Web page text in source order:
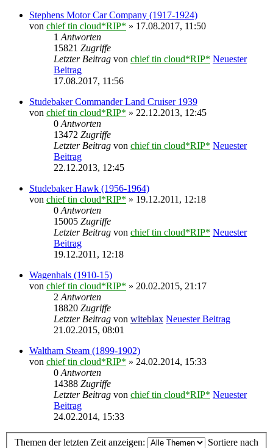
Stephens Motor Car Company (1917-1924)
von chief tin cloud*RIP* » 17.08.2017, 11:50
1 Antworten
15821 Zugriffe
Letzter Beitrag von chief tin cloud*RIP* Neuester
Beitrag
17.08.2017, 11:56
Studebaker Commander Land Cruiser 1939
von chief tin cloud*RIP* » 22.12.2013, 12:45
0 Antworten
13472 Zugriffe
Letzter Beitrag von chief tin cloud*RIP* Neuester
Beitrag
22.12.2013, 12:45
Studebaker Hawk (1956-1964)
von chief tin cloud*RIP* » 19.12.2011, 12:18
0 Antworten
15005 Zugriffe
Letzter Beitrag von chief tin cloud*RIP* Neuester
Beitrag
19.12.2011, 12:18
Wagenhals (1910-15)
von chief tin cloud*RIP* » 20.02.2015, 21:17
2 Antworten
18820 Zugriffe
Letzter Beitrag von witeblax Neuester Beitrag
21.02.2015, 08:01
Waltham Steam (1899-1902)
von chief tin cloud*RIP* » 24.02.2014, 15:33
0 Antworten
14388 Zugriffe
Letzter Beitrag von chief tin cloud*RIP* Neuester
Beitrag
24.02.2014, 15:33
Themen der letzten Zeit anzeigen: Sortiere nach